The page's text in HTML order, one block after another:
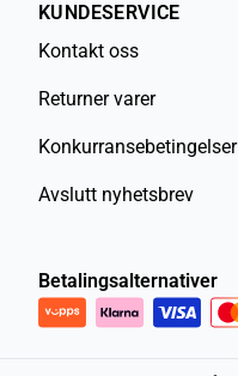
KUNDESERVICE
Kontakt oss
Returner varer
Konkurransebetingelser
Avslutt nyhetsbrev
Betalingsalternativer